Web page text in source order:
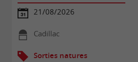
21/08/2026
Cadillac
Sorties natures